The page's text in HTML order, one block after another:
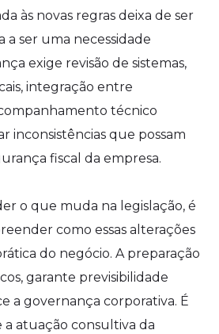
às novas regras deixa de ser
a ser uma necessidade
exige revisão de sistemas,
integração entre
técnico
inconsistências que possam
fiscal da empresa.
o que muda na legislação, é
como essas alterações
do negócio. A preparação
garante previsibilidade
a governança corporativa. É
atuação consultiva da